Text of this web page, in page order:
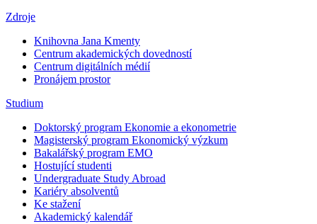
Zdroje
Knihovna Jana Kmenty
Centrum akademických dovedností
Centrum digitálních médií
Pronájem prostor
Studium
Doktorský program Ekonomie a ekonometrie
Magisterský program Ekonomický výzkum
Bakalářský program EMO
Hostující studenti
Undergraduate Study Abroad
Kariéry absolventů
Ke stažení
Akademický kalendář